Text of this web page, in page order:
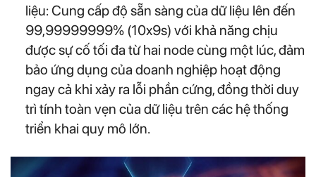
liệu: Cung cấp độ sẵn sàng của dữ liệu lên đến
99,99999999% (10x9s) với khả năng chịu
được sự cố tối đa từ hai node cùng một lúc, đảm
bảo ứng dụng của doanh nghiệp hoạt động
ngay cả khi xảy ra lỗi phần cứng, đồng thời duy
trì tính toàn vẹn của dữ liệu trên các hệ thống
triển khai quy mô lớn.